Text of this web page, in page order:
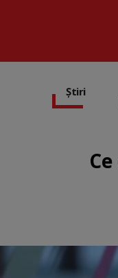
Știri